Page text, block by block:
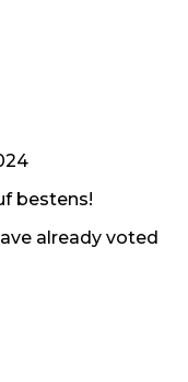
bestens!
already voted